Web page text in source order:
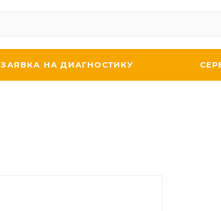
ЗАЯВКА НА ДИАГНОСТИКУ